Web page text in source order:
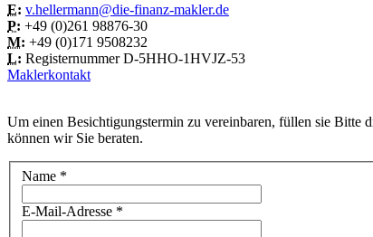
E: v.hellermann@die-finanz-makler.de
P: +49 (0)261 98876-30
M: +49 (0)171 9508232
L: Registernummer D-5HHO-1HVJZ-53
Maklerkontakt
Um einen Besichtigungstermin zu vereinbaren, füllen sie Bitte
können wir Sie beraten.
Name *
E-Mail-Adresse *